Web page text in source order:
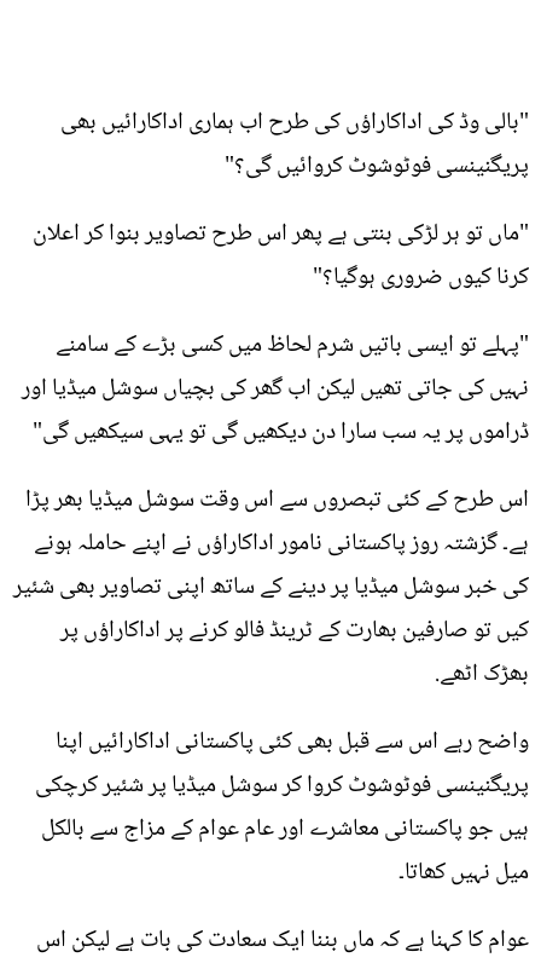
"بالی وڈ کی اداکاراؤں کی طرح اب ہماری اداکارائیں بھی
پریگنینسی فوٹوشوٹ کروائیں گی؟"
"ماں تو ہر لڑکی بنتی ہے پھر اس طرح تصاویر بنوا کر اعلان
کرنا کیوں ضروری ہوگیا؟"
"پہلے تو ایسی باتیں شرم لحاظ میں کسی بڑے کے سامنے
نہیں کی جاتی تھیں لیکن اب گھر کی بچیاں سوشل میڈیا اور
ڈراموں پر یہ سب سارا دن دیکھیں گی تو یہی سیکھیں گی"
اس طرح کے کئی تبصروں سے اس وقت سوشل میڈیا بھر پڑا
ہے۔ گزشتہ روز پاکستانی نامور اداکاراؤں نے اپنے حاملہ ہونے
کی خبر سوشل میڈیا پر دینے کے ساتھ اپنی تصاویر بھی شئیر
کیں تو صارفین بھارت کے ٹرینڈ فالو کرنے پر اداکاراؤں پر
بھڑک اٹھے.
واضح رہے اس سے قبل بھی کئی پاکستانی اداکارائیں اپنا
پریگنینسی فوٹوشوٹ کروا کر سوشل میڈیا پر شئیر کرچکی
ہیں جو پاکستانی معاشرے اور عام عوام کے مزاج سے بالکل
میل نہیں کھاتا۔
عوام کا کہنا ہے کہ ماں بننا ایک سعادت کی بات ہے لیکن اس